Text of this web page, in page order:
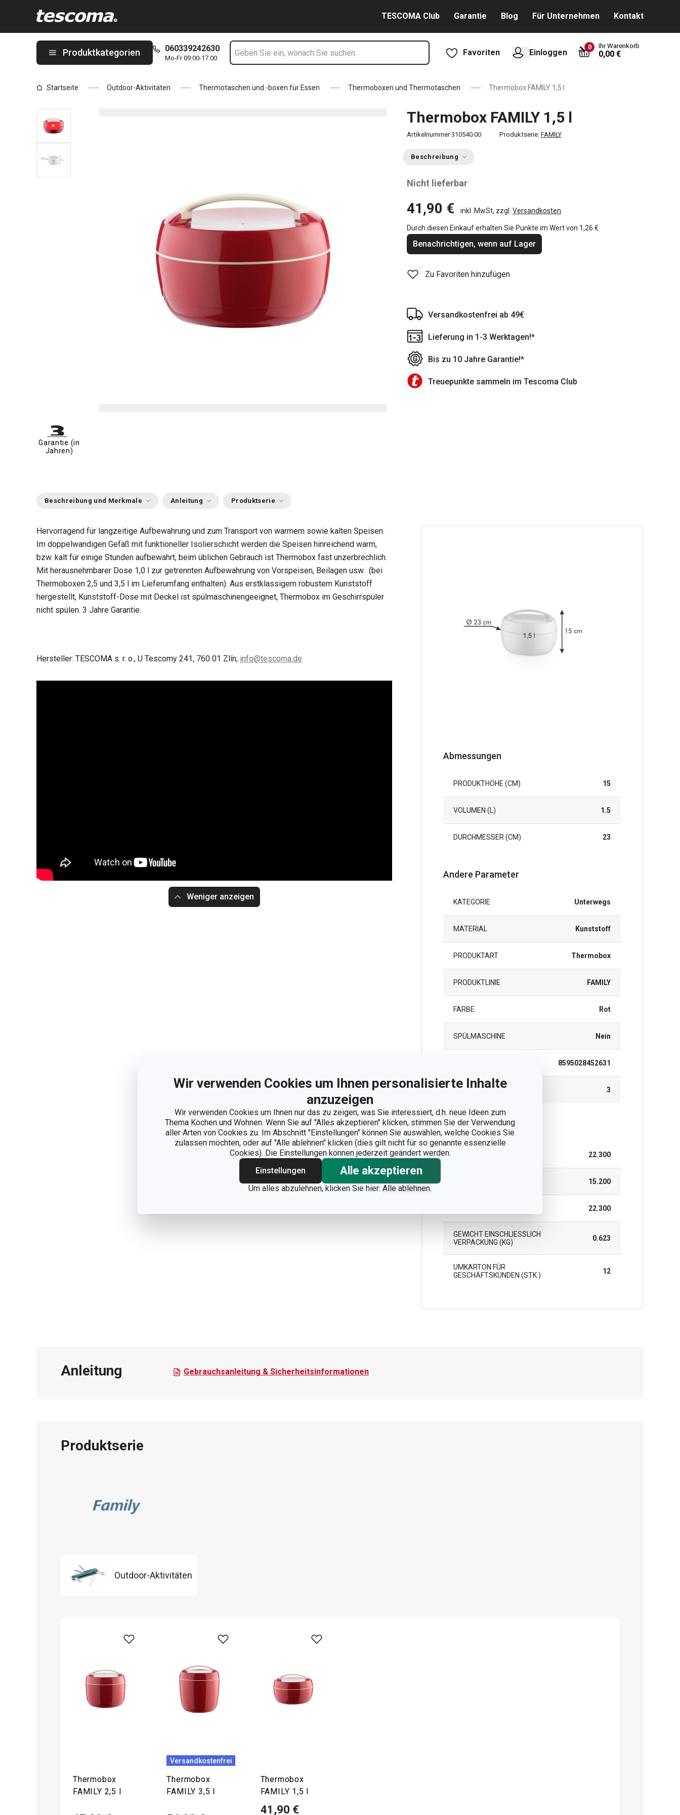
Wir verwenden Cookies um Ihnen personalisierte Inhalte
anzuzeigen
Wir verwenden Cookies um Ihnen nur das zu zeigen, was Sie interessiert, d.h. neue Ideen zum
Thema Kochen und Wohnen. Wenn Sie auf "Alles akzeptieren" klicken, stimmen Sie der Verwendung
aller Arten von Cookies zu. Im Abschnitt "Einstellungen" können Sie auswählen, welche Cookies Sie
zulassen möchten, oder auf "Alle ablehnen" klicken (dies gilt nicht für so genannte essenzielle
Cookies). Die Einstellungen können jederzeit geändert werden.
Einstellungen
Alle akzeptieren
Um alles abzulehnen, klicken Sie hier: Alle ablehnen.
TESCOMA Club Garantie Blog Für Unternehmen Kontakt
Produktkategorien 060339242630
Mo-Fr 09:00-17:00
Favoriten Einloggen
0 Ihr Warenkorb
0,00 €
Startseite Outdoor-Aktivitäten Thermotaschen und -boxen für Essen Thermoboxen und Thermotaschen Thermobox FAMILY 1,5 l
Thermobox FAMILY 1,5 l
Artikelnummer 310540.00 Produktserie: FAMILY
Beschreibung
Nicht lieferbar
41,90 € inkl. MwSt, zzgl. Versandkosten
Durch diesen Einkauf erhalten Sie Punkte im Wert von 1,26 €
Benachrichtigen, wenn auf Lager
Zu Favoriten hinzufügen
Versandkostenfrei ab 49€
Lieferung in 1-3 Werktagen!*
Bis zu 10 Jahre Garantie!*
Treuepunkte sammeln im Tescoma Club
Garantie (in
Jahren)
Beschreibung und Merkmale Anleitung Produktserie
Hervorragend für langzeitige Aufbewahrung und zum Transport von warmem sowie kalten Speisen.
Im doppelwandigen Gefäß mit funktioneller Isolierschicht werden die Speisen hinreichend warm,
bzw. kalt für einige Stunden aufbewahrt, beim üblichen Gebrauch ist Thermobox fast unzerbrechlich.
Mit herausnehmbarer Dose 1,0 l zur getrennten Aufbewahrung von Vorspeisen, Beilagen usw. (bei
Thermoboxen 2,5 und 3,5 l im Lieferumfang enthalten). Aus erstklassigem robustem Kunststoff
hergestellt, Kunststoff-Dose mit Deckel ist spülmaschinengeeignet, Thermobox im Geschirrspüler
nicht spülen. 3 Jahre Garantie.
Hersteller: TESCOMA s. r. o., U Tescomy 241, 760 01 Zlín; info@tescoma.de
Weniger anzeigen
Abmessungen
PRODUKTHÖHE (CM) 15
VOLUMEN (L) 1.5
DURCHMESSER (CM) 23
Andere Parameter
KATEGORIE Unterwegs
MATERIAL Kunststoff
PRODUKTART Thermobox
PRODUKTLINIE FAMILY
FARBE Rot
SPÜLMASCHINE Nein
8595028452631
GARANTIE (IN JAHREN) 3
Verpackung
22.300
15.200
22.300
GEWICHT EINSCHLIESSLICH V
ERPACKUNG (KG)
0.623
UMKARTON FÜR
GESCHÄFTSKUNDEN (STK.)
12
Anleitung Gebrauchsanleitung & Sicherheitsinformationen
Produktserie
Outdoor-Aktivitäten
Thermobox
FAMILY 2,5 l
Versandkostenfrei
Thermobox
FAMILY 3,5 l
Thermobox
FAMILY 1,5 l
41,90 €